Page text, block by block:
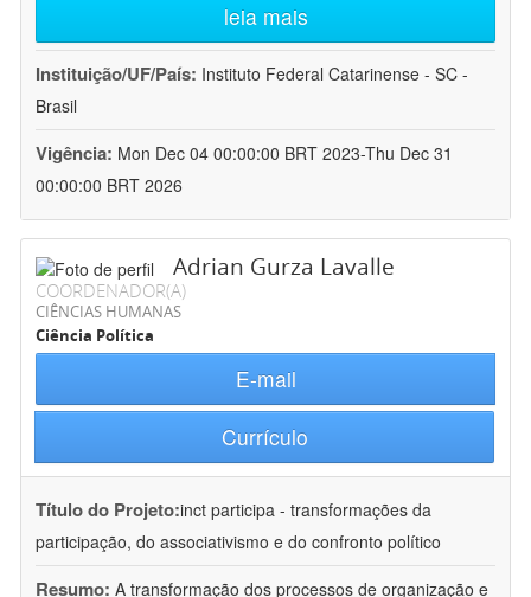
leia mais
Instituição/UF/País: Instituto Federal Catarinense - SC -
Brasil
Vigência: Mon Dec 04 00:00:00 BRT 2023-Thu Dec 31
00:00:00 BRT 2026
Adrian Gurza Lavalle
COORDENADOR(A)
CIÊNCIAS HUMANAS
Ciência Política
E-mail
Currículo
Título do Projeto:inct participa - transformações da
participação, do associativismo e do confronto político
Resumo: A transformação dos processos de organização e